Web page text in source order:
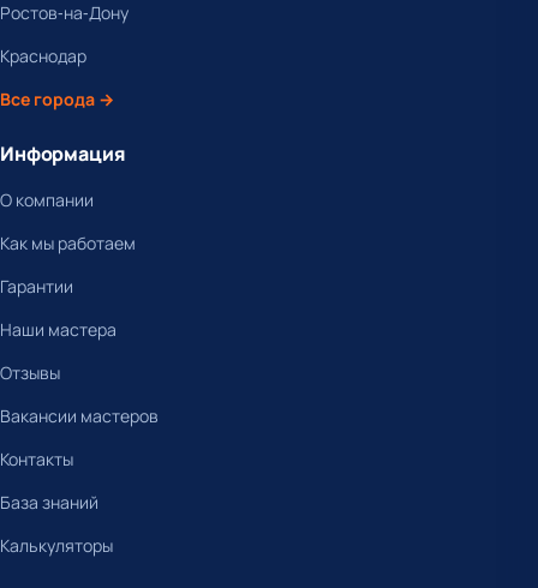
Ростов-на-Дону
Краснодар
Все города →
Информация
О компании
Как мы работаем
Гарантии
Наши мастера
Отзывы
Вакансии мастеров
Контакты
База знаний
Калькуляторы